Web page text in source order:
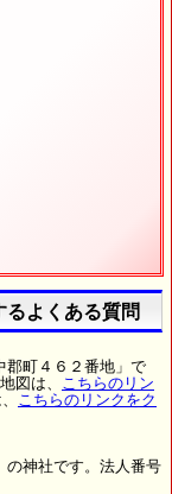
よくある質問
郡町４６２番地」で
図は、 こちらのリン
こちらのリンクをク
の神社です。法人番号